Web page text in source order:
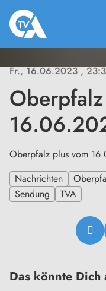
Fr., 16.06.2023,
Oberpfalz plus vom
Nachrichten
Sendung
TVA
Das könnte Dich